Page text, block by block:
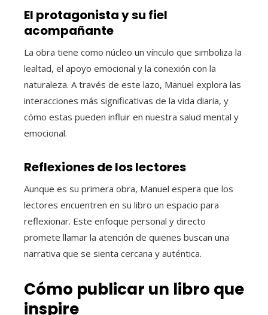
El protagonista y su fiel
acompañante
La obra tiene como núcleo un vínculo que simboliza la
lealtad, el apoyo emocional y la conexión con la
naturaleza. A través de este lazo, Manuel explora las
interacciones más significativas de la vida diaria, y
cómo estas pueden influir en nuestra salud mental y
emocional.
Reflexiones de los lectores
Aunque es su primera obra, Manuel espera que los
lectores encuentren en su libro un espacio para
reflexionar. Este enfoque personal y directo
promete llamar la atención de quienes buscan una
narrativa que se sienta cercana y auténtica.
Cómo publicar un libro que
inspire